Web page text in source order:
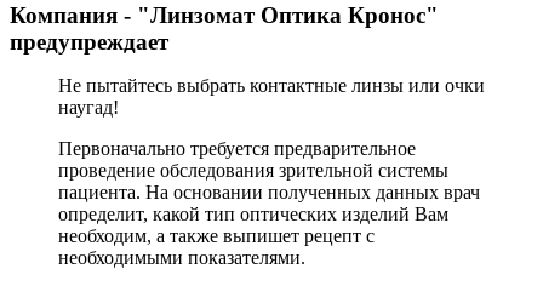
Компания - "Линзомат Оптика Кронос"
предупреждает
Не пытайтесь выбрать контактные линзы или очки
наугад!
Первоначально требуется предварительное
проведение обследования зрительной системы
пациента. На основании полученных данных врач
определит, какой тип оптических изделий Вам
необходим, а также выпишет рецепт с
необходимыми показателями.